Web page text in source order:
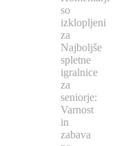
so
izklopljeni
za
Najboljše
spletne
igralnice
za
seniorje:
Varnost
in
zabava